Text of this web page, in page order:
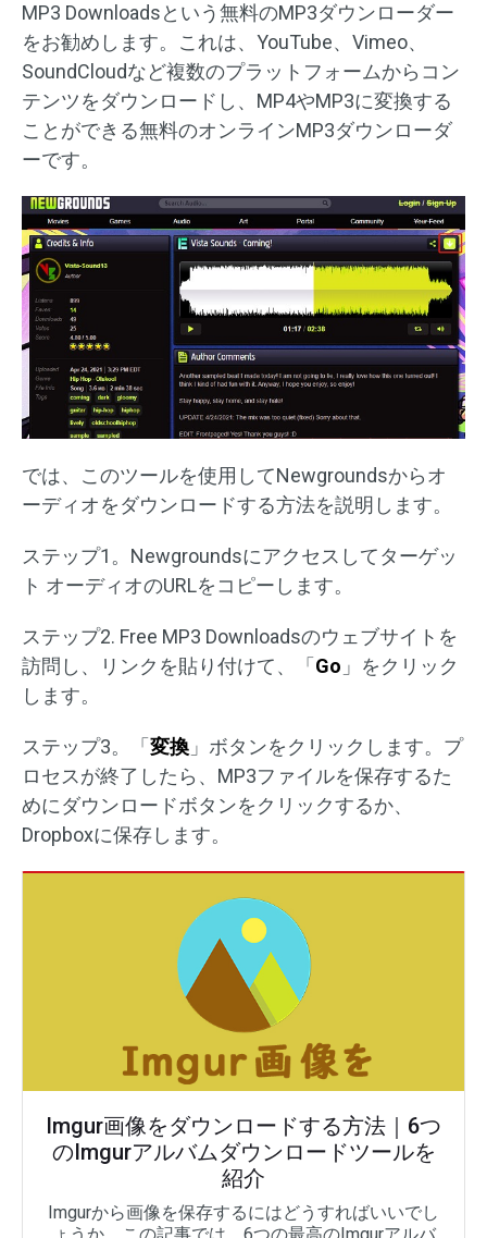
MP3 Downloadsという無料のMP3ダウンローダー
をお勧めします。これは、YouTube、Vimeo、
SoundCloudなど複数のプラットフォームからコン
テンツをダウンロードし、MP4やMP3に変換する
ことができる無料のオンラインMP3ダウンローダ
ーです。
では、このツールを使用してNewgroundsからオ
ーディオをダウンロードする方法を説明します。
ステップ1。Newgroundsにアクセスしてターゲッ
ト オーディオのURLをコピーします。
ステップ2. Free MP3 Downloadsのウェブサイトを
訪問し、リンクを貼り付けて、「 Go 」をクリック
します。
ステップ3。「 変換 」ボタンをクリックします。プ
ロセスが終了したら、MP3ファイルを保存するた
めにダウンロードボタンをクリックするか、
Dropboxに保存します。
Imgur画像をダウンロードする方法｜6つ
のImgurアルバムダウンロードツールを
紹介
Imgurから画像を保存するにはどうすればいいでし